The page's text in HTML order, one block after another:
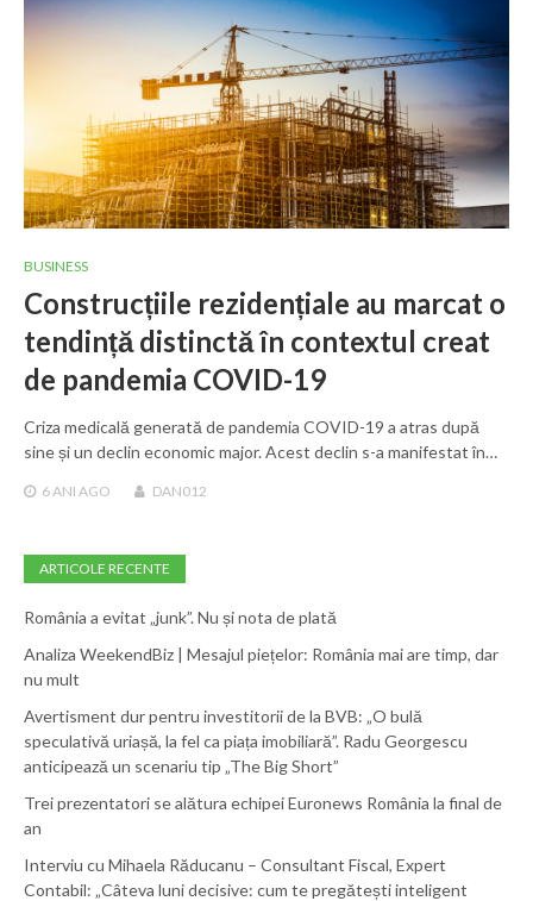
BUSINESS
Construcțiile rezidențiale au marcat o
tendință distinctă în contextul creat
de pandemia COVID-19
Criza medicală generată de pandemia COVID-19 a atras după
sine și un declin economic major. Acest declin s-a manifestat în…
6 ANI AGO DAN012
ARTICOLE RECENTE
România a evitat „junk”. Nu și nota de plată
Analiza WeekendBiz | Mesajul piețelor: România mai are timp, dar
nu mult
Avertisment dur pentru investitorii de la BVB: „O bulă
speculativă uriașă, la fel ca piața imobiliară”. Radu Georgescu
anticipează un scenariu tip „The Big Short”
Trei prezentatori se alătura echipei Euronews România la final de
an
Interviu cu Mihaela Răducanu – Consultant Fiscal, Expert
Contabil: „Câteva luni decisive: cum te pregătești inteligent